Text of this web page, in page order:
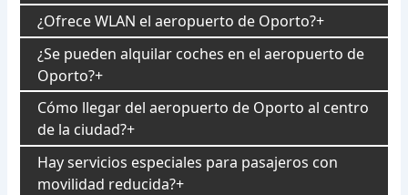
¿Ofrece WLAN el aeropuerto de Oporto?
¿Se pueden alquilar coches en el aeropuerto de
Oporto?
Cómo llegar del aeropuerto de Oporto al centro
de la ciudad?
Hay servicios especiales para pasajeros con
movilidad reducida?